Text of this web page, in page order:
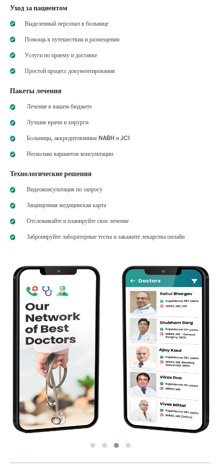
Уход за пациентом
Выделенный персонал в больнице
Помощь в путешествии и размещении
Услуги по приему и доставке
Простой процесс документирования
Пакеты лечения
Лечение в вашем бюджете
Лучшие врачи и хирурги
Больницы, аккредитованные NABH и JCI
Несколько вариантов консультации
Технологические решения
Видеоконсультация по запросу
Защищенная медицинская карта
Отслеживайте и планируйте свое лечение
Забронируйте лабораторные тесты и закажите лекарства онлайн